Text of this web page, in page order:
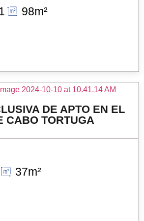
98m²
DE APTO EN EL
CABO TORTUGA
37m²